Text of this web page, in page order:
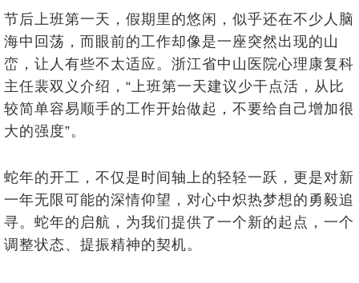
节后上班第一天，假期里的悠闲，似乎还在不少人脑
海中回荡，而眼前的工作却像是一座突然出现的山
峦，让人有些不太适应。浙江省中山医院心理康复科
主任裴双义介绍，“上班第一天建议少干点活，从比
较简单容易顺手的工作开始做起，不要给自己增加很
大的强度”。
蛇年的开工，不仅是时间轴上的轻轻一跃，更是对新
一年无限可能的深情仰望，对心中炽热梦想的勇毅追
寻。蛇年的启航，为我们提供了一个新的起点，一个
调整状态、提振精神的契机。